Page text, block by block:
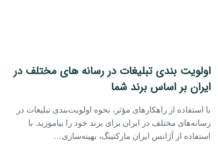
اولویت بندی تبلیغات در رسانه های مختلف در
ایران بر اساس برند شما
با استفاده از راهکارهای مؤثر، نحوه اولویت‌بندی تبلیغات در
رسانه‌های مختلف در ایران برای برند خود را بیاموزید. با
استفاده از آژانس ایران مارکتینگ، بهینه‌سازی…